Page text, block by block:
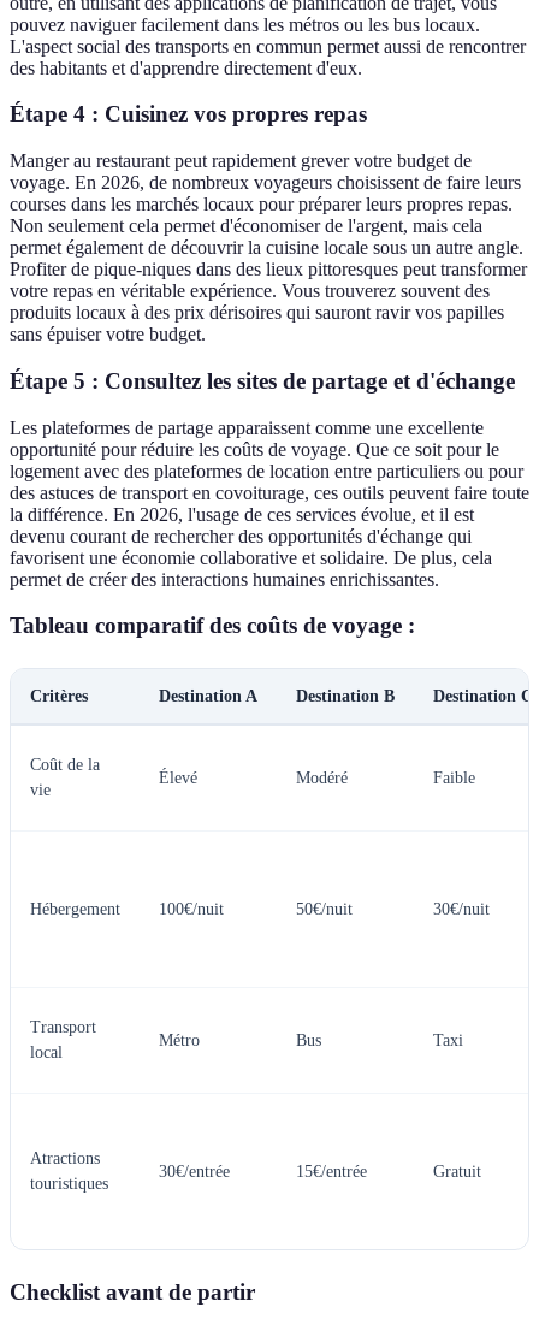
pouvez naviguer facilement dans les métros ou les bus locaux.
L'aspect social des transports en commun permet aussi de rencontrer
des habitants et d'apprendre directement d'eux.
Étape 4 : Cuisinez vos propres repas
Manger au restaurant peut rapidement grever votre budget de
voyage. En 2026, de nombreux voyageurs choisissent de faire leurs
courses dans les marchés locaux pour préparer leurs propres repas.
Non seulement cela permet d'économiser de l'argent, mais cela
permet également de découvrir la cuisine locale sous un autre angle.
Profiter de pique-niques dans des lieux pittoresques peut transformer
votre repas en véritable expérience. Vous trouverez souvent des
produits locaux à des prix dérisoires qui sauront ravir vos papilles
sans épuiser votre budget.
Étape 5 : Consultez les sites de partage et d'échange
Les plateformes de partage apparaissent comme une excellente
opportunité pour réduire les coûts de voyage. Que ce soit pour le
logement avec des plateformes de location entre particuliers ou pour
des astuces de transport en covoiturage, ces outils peuvent faire toute
la différence. En 2026, l'usage de ces services évolue, et il est
devenu courant de rechercher des opportunités d'échange qui
favorisent une économie collaborative et solidaire. De plus, cela
permet de créer des interactions humaines enrichissantes.
Tableau comparatif des coûts de voyage :
Critères Destination A Destination B Destination C
Coût de la
vie
Élevé Modéré Faible
Hébergement 100€/nuit 50€/nuit 30€/nuit
Transport
local
Métro Bus Taxi
Atractions
touristiques
30€/entrée 15€/entrée Gratuit
Checklist avant de partir